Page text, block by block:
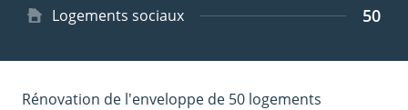
Type
logement
Logements sociaux 50
Rénovation de l'enveloppe de 50 logements